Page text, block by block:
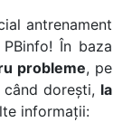
antrenament
În baza
probleme, pe
dorești, la
informații: